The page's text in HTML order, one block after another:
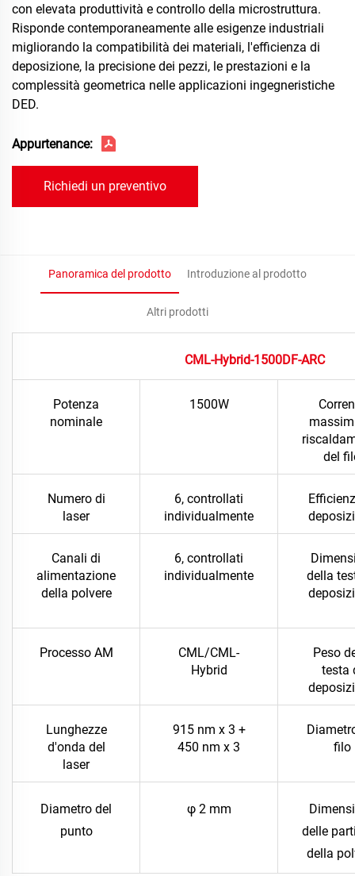
con elevata produttività e controllo della microstruttura.
Risponde contemporaneamente alle esigenze industriali
migliorando la compatibilità dei materiali, l'efficienza di
deposizione, la precisione dei pezzi, le prestazioni e la
complessità geometrica nelle applicazioni ingegneristiche
DED.
Appurtenance:
Richiedi un preventivo
Panoramica del prodotto Introduzione al prodotto
Altri prodotti
CML-Hybrid-1500DF-ARC
Potenza
nominale
1500W
del
Numero di
laser
6, controllati
individualmente
Canali di
alimentazione
della polvere
6, controllati
individualmente
della
Processo AM
CML/CML-
Hybrid
Peso
testa
Lunghezze
d'onda del
laser
915 nm x 3 +
450 nm x 3
filo
Diametro del
punto
φ 2 mm
delle
della